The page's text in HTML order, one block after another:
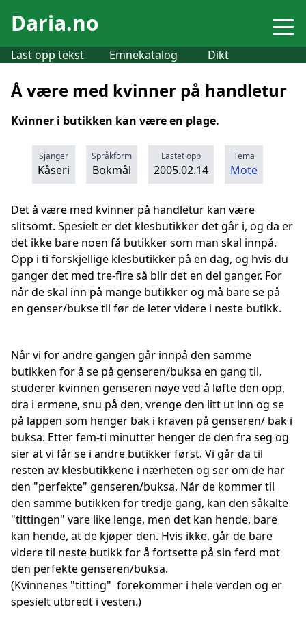
Daria.no
Last opp tekst Emnekatalog Dikt
Å være med kvinner på handletur
Kvinner i butikken kan være en plage.
Sjanger
Kåseri
Språkform
Bokmål
Lastet opp
2005.02.14
Tema
Mote
Det å være med kvinner på handletur kan være
slitsomt. Spesielt er det klesbutikker det går i, og da er
det ikke bare noen få butikker som man skal innpå.
Opp i ti forskjellige klesbutikker på en dag, og hvis du
ganger det med tre-fire så blir det en del ganger. For
når de skal inn på mange butikker og må bare se på
en genser/bukse til før de leter videre i neste butikk.
Når vi for andre gangen går innpå den samme
butikken for å se på genseren/buksa en gang til,
studerer kvinnen genseren nøye ved å løfte den opp,
dra i ermene, snu på den, vrenge den litt ut inn og se
på lappen som henger bak i kraven på genseren/ bak i
buksa. Etter fem-ti minutter henger de den fra seg og
sier at vi får se i andre butikker først. Vi går da til
resten av klesbutikkene i nærheten og ser om de har
den "perfekte" genseren/buksa. Når de kommer til
den samme butikken for tredje gang, kan den såkalte
"tittingen" vare like lenge, men det kan hende, bare
kan hende, at de kjøper den. Hvis ikke, går de bare
videre til neste butikk for å fortsette på sin ferd mot
den perfekte genseren/buksa.
(Kvinnenes "titting" forekommer i hele verden og er
spesielt utbredt i vesten.)